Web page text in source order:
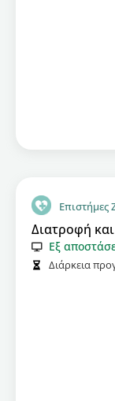
Επιστήμες
Διατροφή
Εξ
Διάρκεια